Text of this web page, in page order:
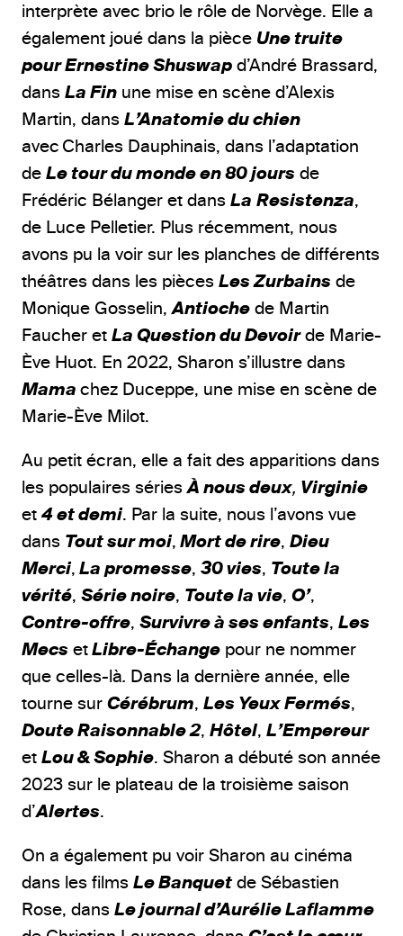
interprète avec brio le rôle de Norvège. Elle a
également joué dans la pièce Une truite
pour Ernestine Shuswap d’André Brassard,
dans La Fin une mise en scène d’Alexis
Martin, dans L’Anatomie du chien
avec Charles Dauphinais, dans l’adaptation
de Le tour du monde en 80 jours de
Frédéric Bélanger et dans La Resistenza,
de Luce Pelletier. Plus récemment, nous
avons pu la voir sur les planches de différents
théâtres dans les pièces Les Zurbains de
Monique Gosselin,Antioche de Martin
Faucher et La Question du Devoirde Marie-
Ève Huot. En 2022, Sharon s’illustre dans
Mama chez Duceppe, une mise en scène de
Marie-Ève Milot.
Au petit écran, elle a fait des apparitions dans
les populaires séries À nous deux, Virginie
et 4 et demi. Par la suite, nous l’avons vue
dans Tout sur moi, Mort de rire, Dieu
Merci, La promesse, 30 vies, Toute la
vérité, Série noire, Toute la vie, O’,
Contre-offre, Survivre à ses enfants, Les
Mecs etLibre-Échange pour ne nommer
que celles-là. Dans la dernière année, elle
tourne sur Cérébrum, Les Yeux Fermés,
Doute Raisonnable 2, Hôtel, L’Empereur
et Lou & Sophie. Sharon a débuté son année
2023 sur le plateau de la troisième saison
d’Alertes.
On a également pu voir Sharon au cinéma
dans les films Le Banquet de Sébastien
Rose, dans Le journal d’Aurélie Laflamme